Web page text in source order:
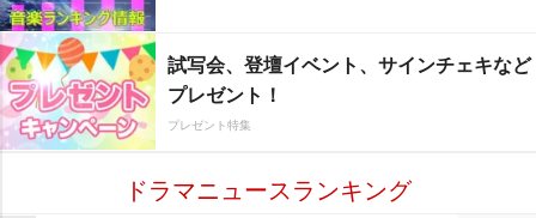
試写会、登壇イベント、サインチェキなど
プレゼント！
プレゼント特集
ドラマニュースランキング